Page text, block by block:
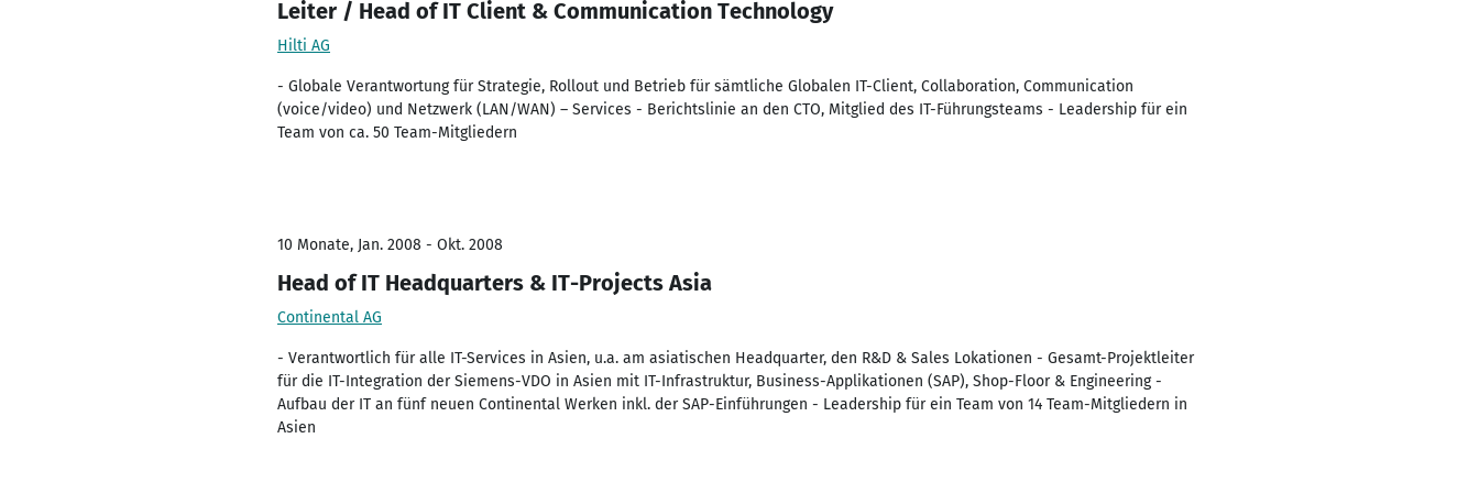
Leiter / Head of IT Client & Communication Technology
Hilti AG
- Globale Verantwortung für Strategie, Rollout und Betrieb für sämtliche Globalen IT-Client, Collaboration, Communication
(voice/video) und Netzwerk (LAN/WAN) – Services - Berichtslinie an den CTO, Mitglied des IT-Führungsteams - Leadership für ein
Team von ca. 50 Team-Mitgliedern
10 Monate, Jan. 2008 - Okt. 2008
Head of IT Headquarters & IT-Projects Asia
Continental AG
- Verantwortlich für alle IT-Services in Asien, u.a. am asiatischen Headquarter, den R&D & Sales Lokationen - Gesamt-Projektleiter
für die IT-Integration der Siemens-VDO in Asien mit IT-Infrastruktur, Business-Applikationen (SAP), Shop-Floor & Engineering -
Aufbau der IT an fünf neuen Continental Werken inkl. der SAP-Einführungen - Leadership für ein Team von 14 Team-Mitgliedern in
Asien